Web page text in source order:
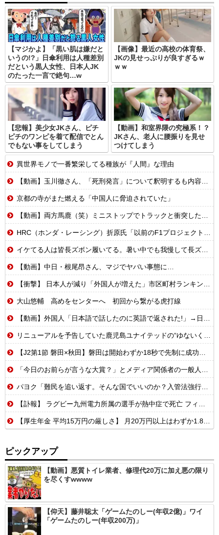
【マジかよ】「黒い肌は嫌だと
いうの!?」日傘利用は人種差別
だという黒人女性、日本人JK
のたった一言で絶句…w
【画像】最近の高校の体育祭、
JKの見せっぷりが良すぎるｗ
ｗｗ
【悲報】美少女JKさん、ピチ
ピチのワンピを着て配信でとん
でもない事をしてしまう
【動画】和室界隈の究極系！？
JKさん、老人に腰振りを見せ
つけてしまう
異世界モノで一番繁栄してる種族が『人間』な理由
【動画】玉川徹さん、「死刑発言」について釈明するも内容がクソすぎて更に大炎上……
京都の寺がまた燃える「中国人に脅迫されていた」
【動画】両方馬鹿（笑）ミニストップでトラックと衝突したドラレコが（ノ∇`）
HRC（ホンダ・レーシング）折原氏「以前のF1プロジェクトを経験した専門家を何人か呼び戻しました」
イケてる人は皆長ズボン履いてる。暑い中でも我慢して長ズボン履いてる。半ズボンはモテ無い。厳しいって
【動画】中日・根尾昂さん、マジでヤバい事態に…
【衝撃】 日本人が減り「外国人が増えた」市区町村ランキング…TOP5がこちらｗｗｗｗｗｗ
大山悠輔 高めをセンターへ 初回から繋がる虎打線
【動画】外国人「日本語で話したのに英語で返された!」→日本人「まず発音を聞かせろ」
リニューアルを予告していた鹿児島ユナイテッドの“ゆないくー”、ホーム開幕戦に新フェイスで登場
【J2第1節 磐田×秋田】磐田は開始わずか18秒で先制に成功するも追いつかれドロー 秋葉新体制の初白星はお預けに
「今日のお前らが言うな大賞？」とメディア関係者の一般人への苦言にツッコミ殺到、被災地の避難所でカメラまわすのは……
パヨク「難民を追い返す。そんな国でいいのか？入管法強行抗議！」 [8/8]
【訃報】 ラグビー九州電力所属の選手が熱中症で死亡 フィジー出身の26歳
【厚生年金 平均15万円の厳しさ】 月20万円以上はわずか1.8割、高齢夫婦は毎月4.2万円の赤字に
ピックアップ
【動画】悪質トイレ業者、修理代20万に加え悪の限り
を尽くすwwww
【仰天】藤井聡太「ゲームたのしー(年収2億)」ワイ
「ゲームたのしー(年収200万)」